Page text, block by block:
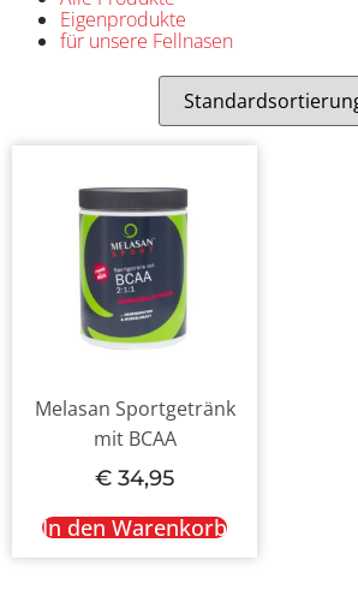
Eigenprodukte
für unsere Fellnasen
Melasan Sportgetränk
mit BCAA
€ 34,95
In den Warenkorb